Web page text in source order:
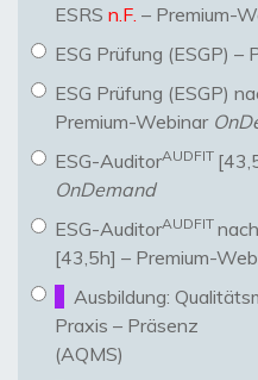
ESRS n.F. – Premium-
ESG Prüfung (ESGP) –
ESG Prüfung (ESGP)
Premium-Webinar
ESG-AuditorAUDFIT
OnDemand
ESG-AuditorAUDFIT
[43,5h] – Premium-
Ausbildung:
Praxis – Präsenz
(AQMS)